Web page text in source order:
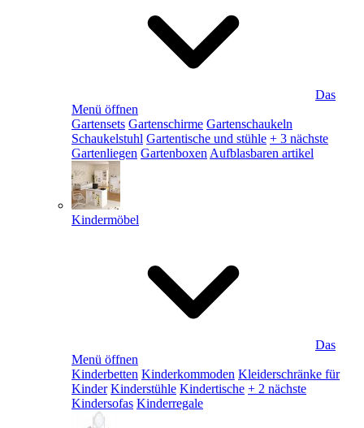
Das
Menü öffnen
Gartensets Gartenschirme Gartenschaukeln
Schaukelstuhl Gartentische und stühle + 3 nächste
Gartenliegen Gartenboxen Aufblasbaren artikel
Kindermöbel
Das
Menü öffnen
Kinderbetten Kinderkommoden Kleiderschränke für
Kinder Kinderstühle Kindertische + 2 nächste
Kindersofas Kinderregale